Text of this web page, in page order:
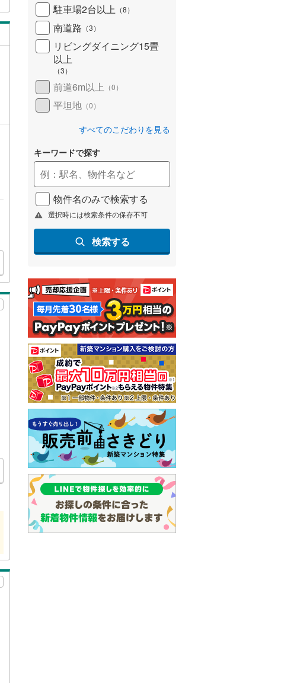
駐車場2台以上 （8）
南道路 （3）
リビングダイニング15畳
以上
（3）
前道6m以上 （0）
平坦地 （0）
すべてのこだわりを見る
キーワードで探す
物件名のみで検索する
選択時には検索条件の保存不可
検索する